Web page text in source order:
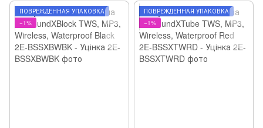
ПОВРЕЖДЁННАЯ УПАКОВКА
−1%
ПОВРЕЖДЁННАЯ УПАКОВКА
−1%